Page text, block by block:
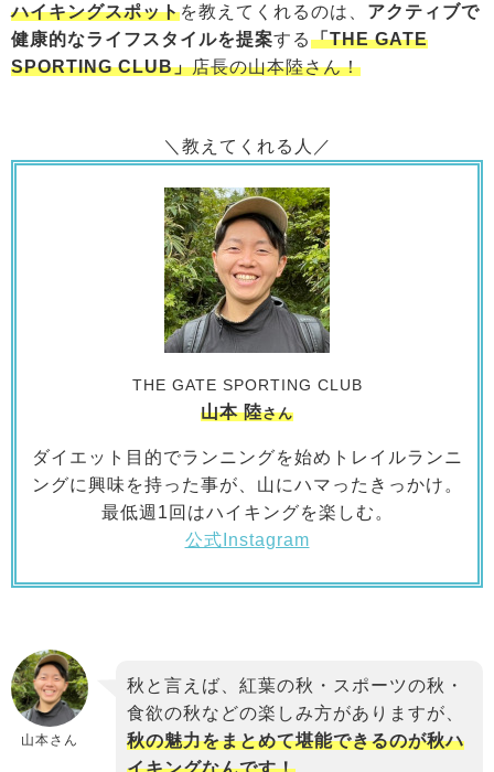
ハイキングスポットを教えてくれるのは、 アクティブで
健康的なライフスタイルを提案する「THE GATE
SPORTING CLUB」店長の山本陸さん！
＼教えてくれる人／
THE GATE SPORTING CLUB
山本 陸さん
ダイエット目的でランニングを始めトレイルランニ
ングに興味を持った事が、山にハマったきっかけ。
最低週1回はハイキングを楽しむ。
公式Instagram
山本さん
秋と言えば、紅葉の秋・スポーツの秋・
食欲の秋などの楽しみ方がありますが、
秋の魅力をまとめて堪能できるのが秋ハ